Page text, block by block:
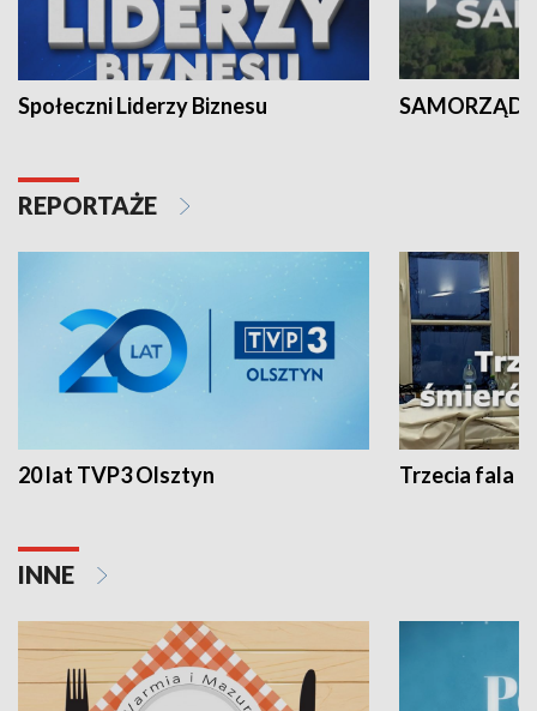
Społeczni Liderzy Biznesu SAMORZĄD
REPORTAŻE
20 lat TVP3 Olsztyn Trzecia fala -
INNE